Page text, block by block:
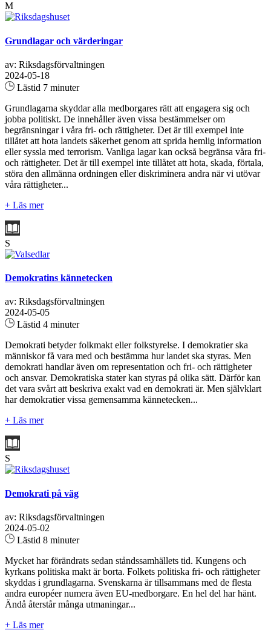
M
Grundlagar och värderingar
av: Riksdagsförvaltningen
2024-05-18
Lästid 7 minuter
Grundlagarna skyddar alla medborgares rätt att engagera sig och
jobba politiskt. De innehåller även vissa bestämmelser om
begränsningar i våra fri- och rättigheter. Det är till exempel inte
tillåtet att hota landets säkerhet genom att sprida hemlig information
eller syssla med terrorism. Vanliga lagar kan också begränsa våra fri-
och rättigheter. Det är till exempel inte tillåtet att hota, skada, förtala,
störa den allmänna ordningen eller diskriminera andra när vi utövar
våra rättigheter...
+ Läs mer
S
Demokratins kännetecken
av: Riksdagsförvaltningen
2024-05-05
Lästid 4 minuter
Demokrati betyder folkmakt eller folkstyrelse. I demokratier ska
människor få vara med och bestämma hur landet ska styras. Men
demokrati handlar även om representation och fri- och rättigheter
och ansvar. Demokratiska stater kan styras på olika sätt. Därför kan
det vara svårt att beskriva exakt vad en demokrati är. Men självklart
har demokratier vissa gemensamma kännetecken...
+ Läs mer
S
Demokrati på väg
av: Riksdagsförvaltningen
2024-05-02
Lästid 8 minuter
Mycket har förändrats sedan ståndssamhällets tid. Kungens och
kyrkans politiska makt är borta. Folkets politiska fri- och rättigheter
skyddas i grundlagarna. Svenskarna är tillsammans med de flesta
andra européer numera även EU-medborgare. En hel del har hänt.
Ändå återstår många utmaningar...
+ Läs mer